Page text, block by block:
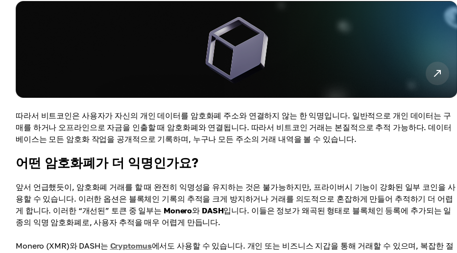
따라서 비트코인은 사용자가 자신의 개인 데이터를 암호화폐 주소와 연결하지 않는 한 익명입니다. 일반적으로 개인 데이터는 구
매를 하거나 오프라인으로 자금을 인출할 때 암호화폐와 연결됩니다. 따라서 비트코인 거래는 본질적으로 추적 가능하다. 데이터
베이스는 모든 암호화 작업을 공개적으로 기록하며, 누구나 모든 주소의 거래 내역을 볼 수 있습니다.
어떤 암호화폐가 더 익명인가요?
앞서 언급했듯이, 암호화폐 거래를 할 때 완전히 익명성을 유지하는 것은 불가능하지만, 프라이버시 기능이 강화된 일부 코인을 사
용할 수 있습니다. 이러한 옵션은 블록체인 기록의 추적을 크게 방지하거나 거래를 의도적으로 혼잡하게 만들어 추적하기 더 어렵
게 합니다. 이러한 “개선된” 토큰 중 일부는 Monero와 DASH입니다. 이들은 정보가 왜곡된 형태로 블록체인 등록에 추가되는 일
종의 익명 암호화폐로, 사용자 추적을 매우 어렵게 만듭니다.
Monero (XMR)와 DASH는 Cryptomus에서도 사용할 수 있습니다. 개인 또는 비즈니스 지갑을 통해 거래할 수 있으며, 복잡한 절